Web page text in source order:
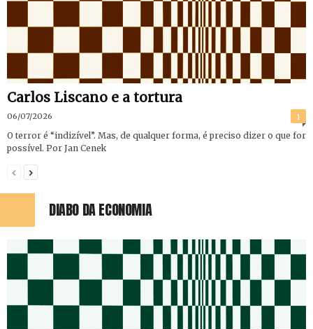
Carlos Liscano e a tortura
06/07/2026 1
O terror é “indizível”. Mas, de qualquer forma, é preciso dizer o que for
possível. Por Jan Cenek
DIABO DA ECONOMIA